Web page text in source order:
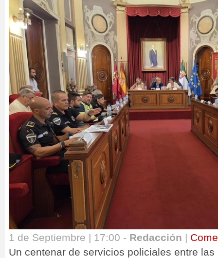
1 de Septiembre | 17:00 - Redacción |
Un centenar de servicios policiales entre